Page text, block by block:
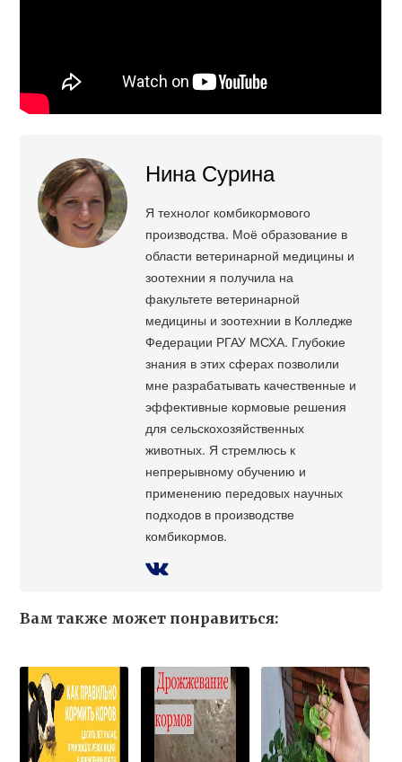
Нина Сурина
Я технолог комбикормового
производства. Моё образование в
области ветеринарной медицины и
зоотехнии я получила на
факультете ветеринарной
медицины и зоотехнии в Колледже
Федерации РГАУ МСХА. Глубокие
знания в этих сферах позволили
мне разрабатывать качественные и
эффективные кормовые решения
для сельскохозяйственных
животных. Я стремлюсь к
непрерывному обучению и
применению передовых научных
подходов в производстве
комбикормов.
Вам также может понравиться: